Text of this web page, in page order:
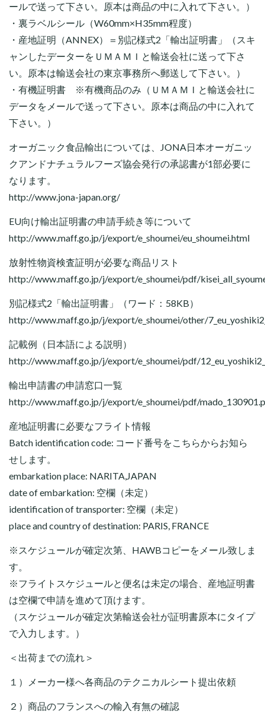
ールで送って下さい。原本は商品の中に入れて下さい。）
・裏ラベルシール（W60mm×H35mm程度）
・産地証明（ANNEX）＝別記様式2「輸出証明書」（スキ
ャンしたデーターをＵＭＡＭＩと輸送会社に送って下さ
い。原本は輸送会社の東京事務所へ郵送して下さい。）
・有機証明書 ※有機商品のみ（ＵＭＡＭＩと輸送会社に
データをメールで送って下さい。原本は商品の中に入れて
下さい。）
オーガニック食品輸出については、JONA日本オーガニッ
クアンドナチュラルフーズ協会発行の承認書が1部必要に
なります。
http://www.jona-japan.org/
EU向け輸出証明書の申請手続き等について
http://www.maff.go.jp/j/export/e_shoumei/eu_shoumei.html
放射性物資検査証明が必要な商品リスト
http://www.maff.go.jp/j/export/e_shoumei/pdf/
別記様式2「輸出証明書」（ワード：58KB）
http://www.maff.go.jp/j/export/e_shoumei/other/
記載例（日本語による説明）
http://www.maff.go.jp/j/export/e_shoumei/pdf/
輸出申請書の申請窓口一覧
http://www.maff.go.jp/j/export/e_shoumei/pdf/
産地証明書に必要なフライト情報
Batch identification code: コード番号をこちらからお知ら
せします。
embarkation place: NARITA,JAPAN
date of embarkation: 空欄（未定）
identification of transporter: 空欄（未定）
place and country of destination: PARIS, FRANCE
※スケジュールが確定次第、HAWBコピーをメール致しま
す。
※フライトスケジュールと便名は未定の場合、産地証明書
は空欄で申請を進めて頂けます。
（スケジュールが確定次第輸送会社が証明書原本にタイプ
で入力します。）
＜出荷までの流れ＞
１）メーカー様へ各商品のテクニカルシート提出依頼
２）商品のフランスへの輸入有無の確認